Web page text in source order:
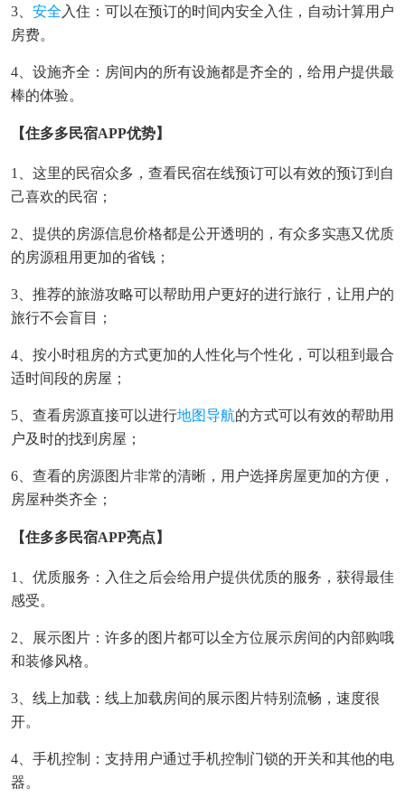
3、 安全 入住：可以在预订的时间内安全入住，自动计算用户
房费。
4、设施齐全：房间内的所有设施都是齐全的，给用户提供最
棒的体验。
【住多多民宿APP优势】
1、这里的民宿众多，查看民宿在线预订可以有效的预订到自
己喜欢的民宿；
2、提供的房源信息价格都是公开透明的，有众多实惠又优质
的房源租用更加的省钱；
3、推荐的旅游攻略可以帮助用户更好的进行旅行，让用户的
旅行不会盲目；
4、按小时租房的方式更加的人性化与个性化，可以租到最合
适时间段的房屋；
5、查看房源直接可以进行地图导航的方式可以有效的帮助用
户及时的找到房屋；
6、查看的房源图片非常的清晰，用户选择房屋更加的方便，
房屋种类齐全；
【住多多民宿APP亮点】
1、优质服务：入住之后会给用户提供优质的服务，获得最佳
感受。
2、展示图片：许多的图片都可以全方位展示房间的内部购哦
和装修风格。
3、线上加载：线上加载房间的展示图片特别流畅，速度很
开。
4、手机控制：支持用户通过手机控制门锁的开关和其他的电
器。